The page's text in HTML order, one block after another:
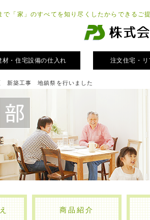
で「家」のすべてを知り尽くしたからできるご
材・住宅設備の仕入れ 注文住宅・
新築工事 地鎮祭を行いました
商品紹介